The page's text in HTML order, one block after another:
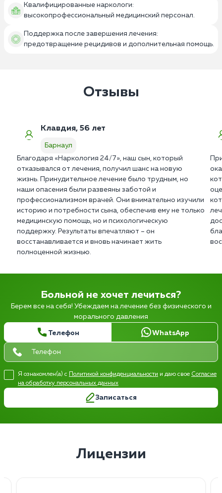
Квалифицированные наркологи:
высокопрофессиональный медицинский персонал.
Поддержка после завершения лечения:
предотвращение рецидивов и дополнительная помощь.
Отзывы
Клавдия, 56 лет
Барнаул
Благодаря «Наркология 24/7», наш сын, который
отказывался от лечения, получил шанс на новую
жизнь. Принудительное лечение было трудным, но
наши опасения были развеяны заботой и
профессионализмом врачей. Они внимательно изучили
историю и потребности сына, обеспечив ему не только
медицинскую помощь, но и психологическую
поддержку. Результаты впечатляют – он
восстанавливается и вновь начинает жить
полноценной жизнью.
Больной не хочет лечиться?
Берем все на себя! Убеждаем на лечение без физического и
морального давления
Телефон WhatsApp
Я ознакомлен(а) с Политикой конфиденциальности и даю свое Согласие
на обработку персональных данных
Записаться
Лицензии